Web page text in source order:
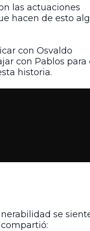
las actuaciones
hacen de esto
con Osvaldo
con Pablos para
historia.
se